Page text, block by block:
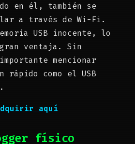
en él, también se
a través de Wi-Fi.
USB inocente, lo
ventaja. Sin
mencionar
rápido como el USB
aquí
físico